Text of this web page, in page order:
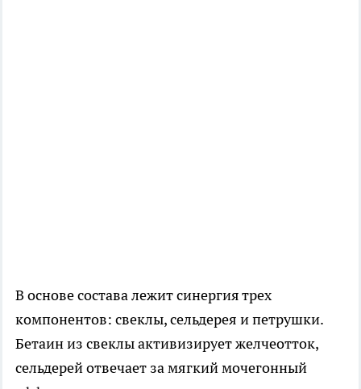
В основе состава лежит синергия трех
компонентов: свеклы, сельдерея и петрушки.
Бетаин из свеклы активизирует желчеотток,
сельдерей отвечает за мягкий мочегонный